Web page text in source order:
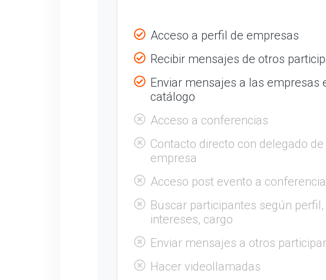
Acceso a perfil de empresas
Recibir mensajes de otros
Enviar mensajes a las empresas
catálogo
Acceso a conferencias
Contacto directo con delegado de
empresa
Acceso post evento a
Buscar participantes según perfil,
intereses, cargo
Enviar mensajes a otros
Hacer videollamadas